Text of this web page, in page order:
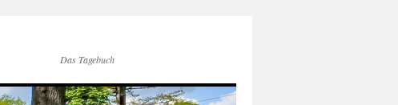
Das Tagebuch